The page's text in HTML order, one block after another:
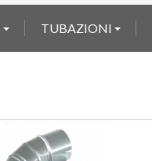
TUBAZIONI